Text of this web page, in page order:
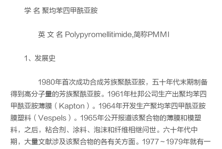
学 名 聚均苯四甲酰亚胺
英 文 名 Polypyromellitimide,简称PMMI
1、发展史
1980年首次成功合成芳族聚酰亚胺，五十年代末期制备
得到高分子量的芳族聚酰亚胺。1961年杜邦公司生产出聚均苯四
甲酰亚胺薄膜（Kapton）。1964年开发生产聚均苯四甲酰亚胺
膜塑料（Vespels）。1965年公开报道该聚合物的薄膜和模塑
料，之后，粘合剂、涂料、泡沫和纤维相继问世。六十年代中
期，大量文献涉及该聚合物的各有关方面。1977～1979年就有一